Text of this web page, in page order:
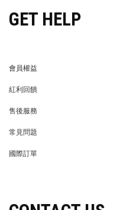
GET HELP
會員權益
紅利回饋
售後服務
常見問題
國際訂單